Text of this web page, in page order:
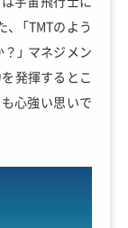
「TMTのよう
」 マネジメン
発揮するとこ
心強い思いで